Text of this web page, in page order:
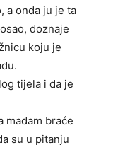
a onda ju je ta
doznaje
koju je
tijela i da je
madam braće
su u pitanju